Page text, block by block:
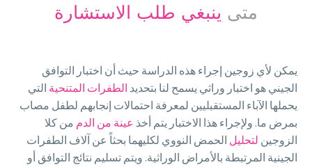
متى ينبغي طلب الاستشارة
يمكن لأي زوجين إجراء هذه الدراسة حيث أن اختبار التوافق
الجيني هو اختبار وراثي يسمح لنا بتحديد الطفرات المتنحية التي
يحملها الآباء المستقبليين لمعرفة احتمالات إنجابهم لطفل مصاب
بمرض ما. ولإجراء هذا الاختبار يتم أخذ عينة من الدم من كلا
الزوجين لتحليل الحمض النووي لكليهما بحثاً عن آلاف الطفرات
الجينية المرتبطة بالأمراض الوراثية. ويتم تسليم نتائج التوافق أو